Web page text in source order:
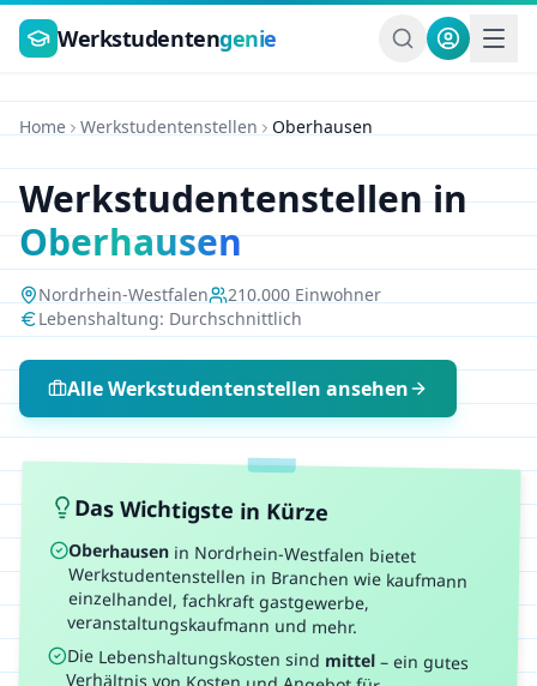
Zum Hauptinhalt springen
Werkstudentengenie
Home Werkstudentenstellen Oberhausen
Werkstudentenstellen in
Oberhausen
Nordrhein-Westfalen 210.000 Einwohner
Lebenshaltung: Durchschnittlich
Alle Werkstudentenstellen ansehen
Das Wichtigste in Kürze
Oberhausen in Nordrhein-Westfalen bietet
Werkstudentenstellen in Branchen wie kaufmann
einzelhandel, fachkraft gastgewerbe,
veranstaltungskaufmann und mehr.
Die Lebenshaltungskosten sind mittel– ein gutes
Verhältnis von Kosten und Angebot für